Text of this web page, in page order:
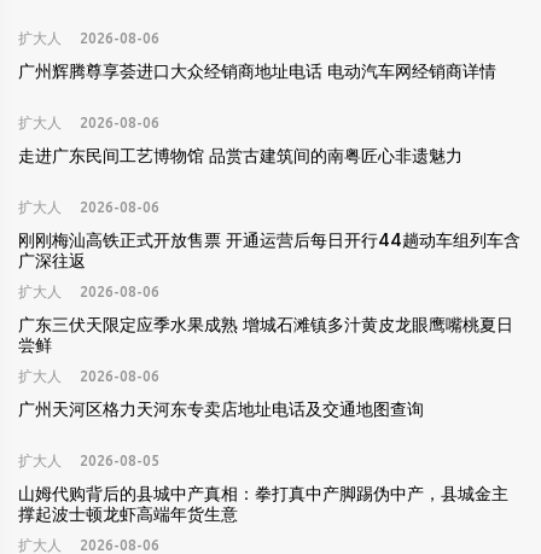
扩大人 2026-08-06
广州辉腾尊享荟进口大众经销商地址电话 电动汽车网经销商详情
扩大人 2026-08-06
走进广东民间工艺博物馆 品赏古建筑间的南粤匠心非遗魅力
扩大人 2026-08-06
刚刚梅汕高铁正式开放售票 开通运营后每日开行44趟动车组列车含
广深往返
扩大人 2026-08-06
广东三伏天限定应季水果成熟 增城石滩镇多汁黄皮龙眼鹰嘴桃夏日
尝鲜
扩大人 2026-08-06
广州天河区格力天河东专卖店地址电话及交通地图查询
扩大人 2026-08-05
山姆代购背后的县城中产真相：拳打真中产脚踢伪中产，县城金主
撑起波士顿龙虾高端年货生意
扩大人 2026-08-06